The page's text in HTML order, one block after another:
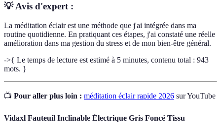
💡 Avis d'expert :
La méditation éclair est une méthode que j'ai intégrée dans ma
routine quotidienne. En pratiquant ces étapes, j'ai constaté une réelle
amélioration dans ma gestion du stress et de mon bien-être général.
->{ Le temps de lecture est estimé à 5 minutes, contenu total : 943
mots. }
📺 Pour aller plus loin : méditation éclair rapide 2026 sur YouTube
Vidaxl Fauteuil Inclinable Électrique Gris Foncé Tissu